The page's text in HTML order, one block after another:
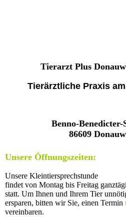
Tierarzt Plus
Tierärztliche Praxis
Benno-Benedicter-
86609
Unsere Öffnungszeiten:
Unsere Kleintiersprechstunde
findet von Montag bis Freitag
statt. Um Ihnen und Ihrem Tier
ersparen, bitten wir Sie, einen Termin
vereinbaren.